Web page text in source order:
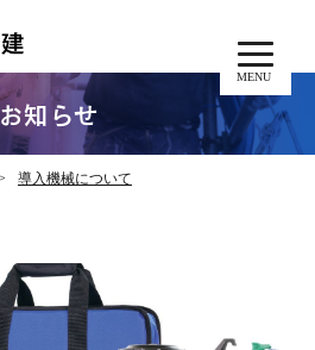
MENU
お知らせ
導入機械について